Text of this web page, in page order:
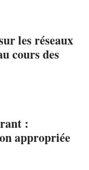
les réseaux
cours des
:
appropriée